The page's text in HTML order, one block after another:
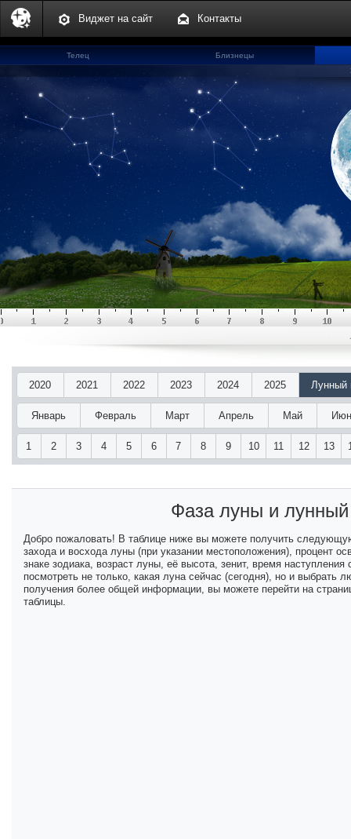
Виджет на сайт Контакты
Телец
Близнецы
2020 2021 2022 2023 2024 2025 Лунный
Январь Февраль Март Апрель Май
1 2 3 4 5 6 7 8 9 10 11 12 13
Фаза луны и
Добро пожаловать! В таблице ниже вы можете получить
захода и восхода луны (при указании местоположения), процент
знаке зодиака, возраст луны, её высота, зенит, время
посмотреть не только, какая луна сейчас (сегодня), но и
получения более общей информации, вы можете перейти на
таблицы.